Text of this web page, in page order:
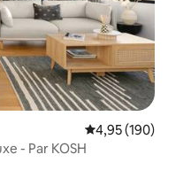
Note
4,95 (190)
- Par KOSH